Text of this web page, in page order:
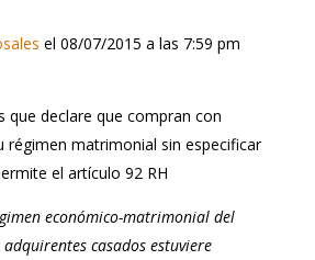
el 08/07/2015 a las 7:59 pm
que declare que compran con
régimen matrimonial sin especificar
el artículo 92 RH
económico-matrimonial del
casados estuviere